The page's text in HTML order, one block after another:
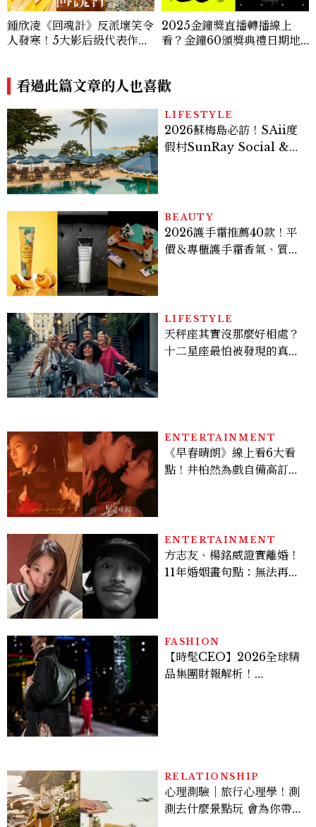
鍾欣凌《回魂計》反派壞笑令
人發寒！5大影后級代表作回
2025金鐘獎直播轉播線上
看？金鐘60頒獎典禮日期地
看過此篇文章的人也喜歡
LIFESTYLE
2026蘇梅島必訪！SAii度
假村SunRay Social &
BEAUTY
2026護手霜推薦40款！平
價＆專櫃護手霜香氣、質
LIFESTYLE
天秤座其實沒那麼好相處？
十二星座最怕被發現的真實
ENTERTAINMENT
《早春晴朗》線上看6大看
點！井柏然為戲自備高訂，
ENTERTAINMENT
方志友、楊銘威證實離婚！
11年婚姻畫句點：無法再做
FASHION
【時髦CEO】2026全球精
品集團財報解析！
RELATIONSHIP
心理測驗｜旅行心理學！測
測去什麼景點玩 會為你帶來